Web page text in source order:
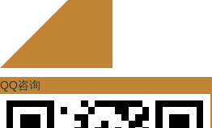
QQ咨询